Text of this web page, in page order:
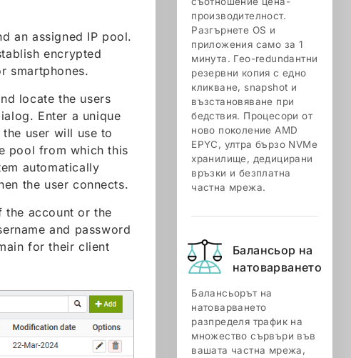
an assigned IP pool.
encrypted
smartphones.
locate the users
Enter a unique
user will use to
pool from which this
automatically
the user connects.
the account or the
and password
for their client
производителност.
Разгърнете OS и
приложения само за 1
минута. Гео-redundантни
резервни копия с едно
кликване, snapshot и
възстановяване при
бедствия. Процесори от
ново поколение AMD
EPYC, ултра бързо NVMe
хранилище, дедицирани
връзки и безплатна
частна мрежа.
Балансьор на
натоварването
Балансьорът на
натоварването
разпределя трафик на
множество сървъри във
вашата частна мрежа,